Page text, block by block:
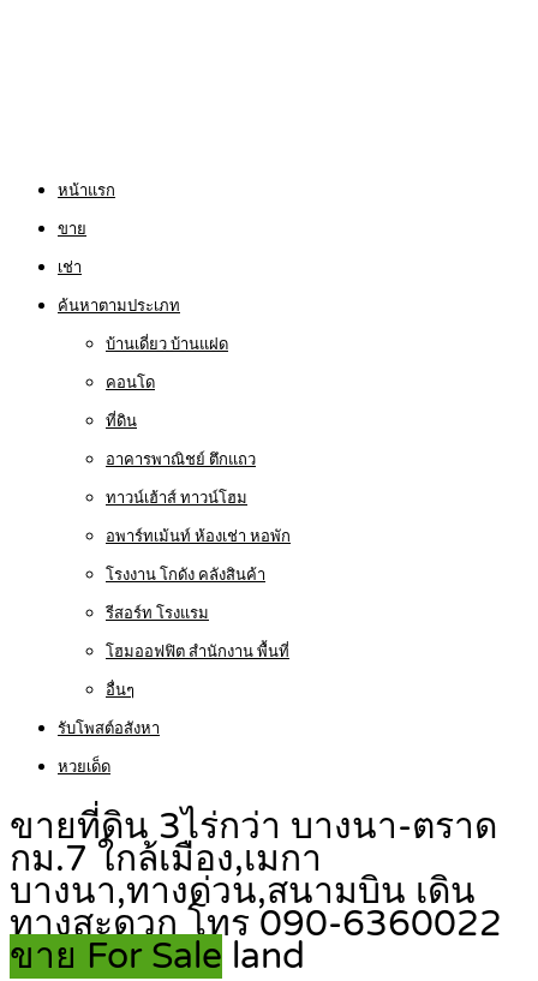
หน้าแรก
ขาย
เช่า
ค้นหาตามประเภท
บ้านเดี่ยว บ้านแฝด
คอนโด
ที่ดิน
อาคารพาณิชย์ ตึกแถว
ทาวน์เฮ้าส์ ทาวน์โฮม
อพาร์ทเม้นท์ ห้องเช่า หอพัก
โรงงาน โกดัง คลังสินค้า
รีสอร์ท โรงแรม
โฮมออฟฟิต สำนักงาน พื้นที่
อื่นๆ
รับโพสต์อสังหา
หวยเด็ด
ขายที่ดิน 3ไร่กว่า บางนา-ตราด
กม.7 ใกล้เมือง,เมกา
บางนา,ทางด่วน,สนามบิน เดิน
ทางสะดวก โทร 090-6360022
ขาย For Sale land